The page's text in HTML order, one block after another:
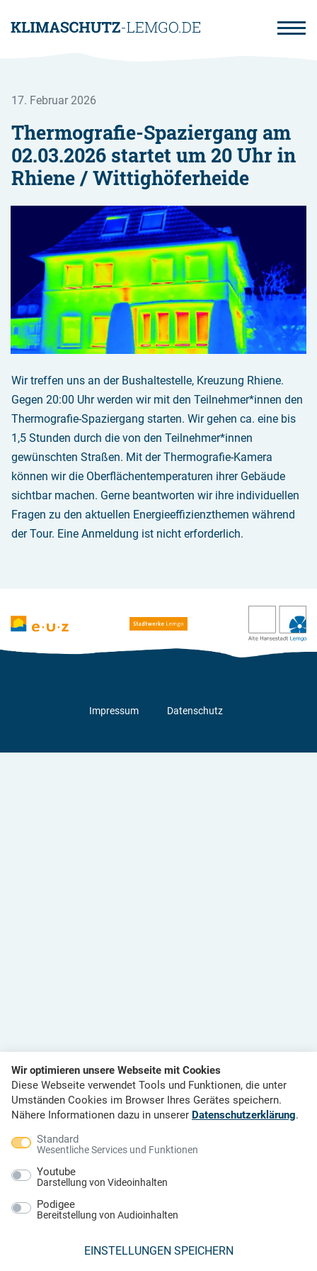
zum
17. Februar 2026
Thermografie-Spaziergang am
02.03.2026 startet um 20 Uhr in
Rhiene / Wittighöferheide
Wir treffen uns an der Bushaltestelle, Kreuzung Rhiene.
Gegen 20:00 Uhr werden wir mit den Teilnehmer*innen den
Thermografie-Spaziergang starten. Wir gehen ca. eine bis
1,5 Stunden durch die von den Teilnehmer*innen
gewünschten Straßen. Mit der Thermografie-Kamera
können wir die Oberflächentemperaturen ihrer Gebäude
sichtbar machen. Gerne beantworten wir ihre individuellen
Fragen zu den aktuellen Energieeffizienzthemen während
der Tour. Eine Anmeldung ist nicht erforderlich.
Impressum Datenschutz
Wir optimieren unsere Webseite mit Cookies
Diese Webseite verwendet Tools und Funktionen, die unter
Umständen Cookies im Browser Ihres Gerätes speichern.
Nähere Informationen dazu in unserer Datenschutzerklärung.
Standard
Wesentliche Services und Funktionen
Youtube
Darstellung von Videoinhalten
Podigee
Bereitstellung von Audioinhalten
EINSTELLUNGEN SPEICHERN